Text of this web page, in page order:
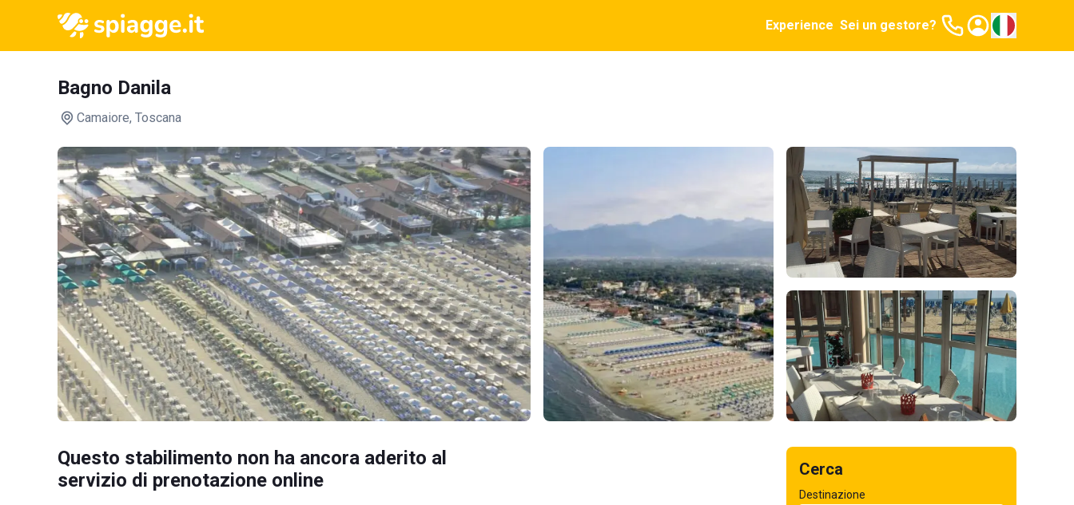
Experience Sei un gestore?
Bagno Danila
Camaiore, Toscana
Questo stabilimento non ha ancora aderito al
servizio di prenotazione online
Cerca
Destinazione